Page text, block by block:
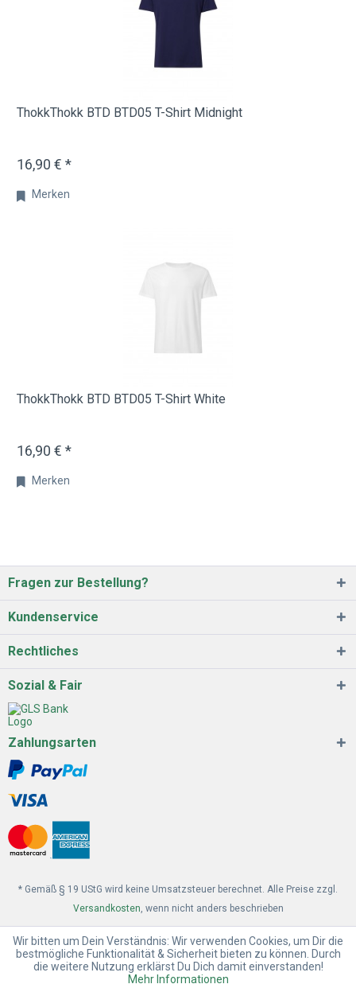
ThokkThokk BTD BTD05 T-Shirt Midnight
16,90 € *
Merken
ThokkThokk BTD BTD05 T-Shirt White
16,90 € *
Merken
Fragen zur Bestellung?
Kundenservice
Rechtliches
Sozial & Fair
Zahlungsarten
* Gemäß § 19 UStG wird keine Umsatzsteuer berechnet. Alle Preise zzgl.
Versandkosten , wenn nicht anders beschrieben
Wir bitten um Dein Verständnis: Wir verwenden Cookies, um Dir die
bestmögliche Funktionalität & Sicherheit bieten zu können. Durch
die weitere Nutzung erklärst Du Dich damit einverstanden!
Mehr Informationen